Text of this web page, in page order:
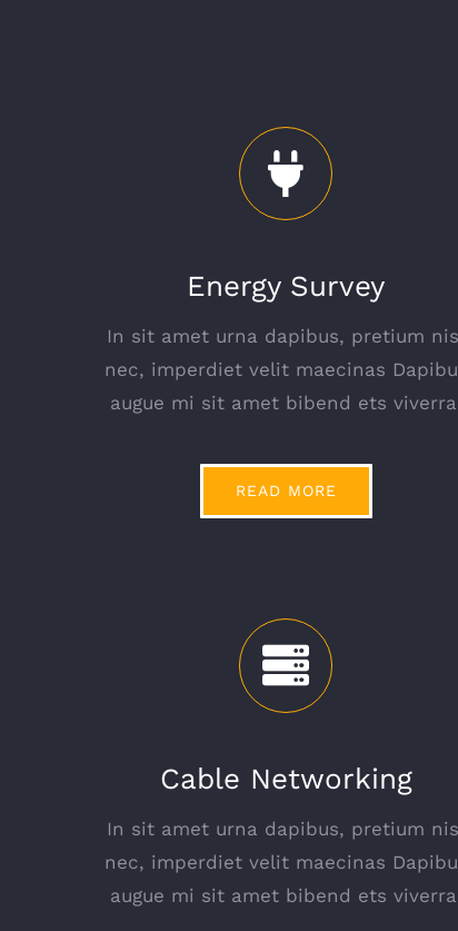
Energy Survey
In sit amet urna dapibus, pretium
nec, imperdiet velit maecinas
augue mi sit amet bibend ets
READ MORE
Cable Networking
In sit amet urna dapibus, pretium
nec, imperdiet velit maecinas
augue mi sit amet bibend ets